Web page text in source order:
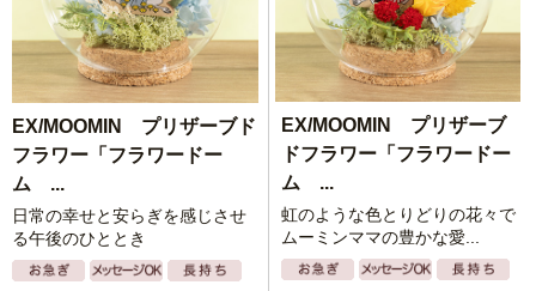
EX/MOOMIN プリザーブド
フラワー「フラワードー
ム ...
日常の幸せと安らぎを感じさせ
る午後のひととき
EX/MOOMIN プリザーブ
ドフラワー「フラワードー
ム ...
虹のような色とりどりの花々で
ムーミンママの豊かな愛...